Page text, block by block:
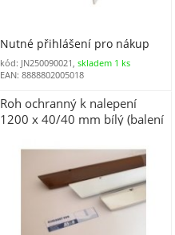
Nutné přihlášení pro nákup
kód: JN250090021,skladem 1 ks
EAN: 8888802005018
Roh ochranný k nalepení
1200 x 40/40 mm bílý (balení